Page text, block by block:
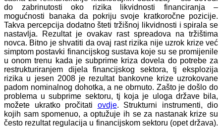
do zabrinutosti oko rizika likvidnosti financiranja –
mogućnosti banaka da pokriju svoje kratkoročne pozicije.
Takva percepcija dodatno šteti tržišnoj likvidnosti i spirala se
nastavlja. Rezultat je ovakav rast spreadova na tržištima
novca. Bitno je shvatiti da ovaj rast rizika nije uzrok krize već
simptom postavki financijskog sustava koje su se promijenile
u onom trenu kada je subprime kriza dovela do potrebe za
restrukturiranjem dijela financijskog sektora, tj eksplozija
rizika u jesen 2008 je rezultat bankovne krize uzrokovane
padom nominalnog dohotka, a ne obrnuto. Zašto je došlo do
problema u subprime sektoru, tj koja je uloga države bila,
možete ukratko pročitati ovdje. Strukturni instrumenti, dio
kojih sam spomenuo, a optužuje ih se za nastanak krize su
često rezultat regulacija u financijskom sektoru (opet država).